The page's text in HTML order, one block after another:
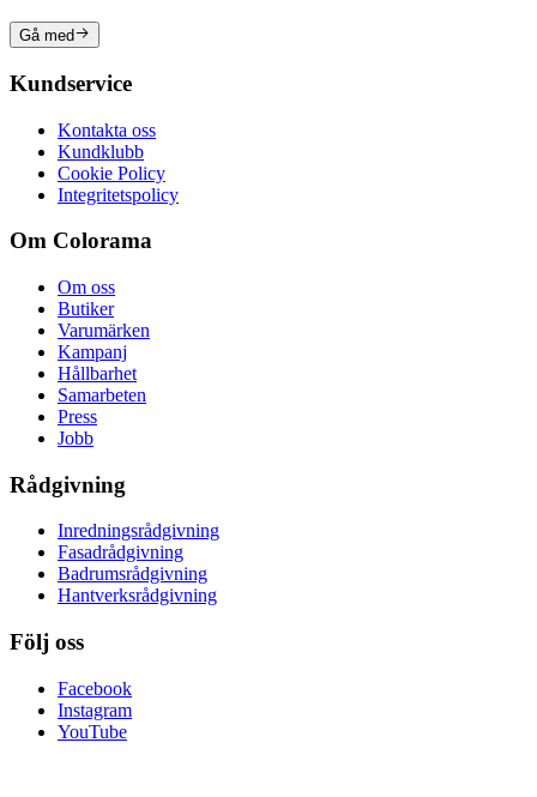
Gå med
Kundservice
Kontakta oss
Kundklubb
Cookie Policy
Integritetspolicy
Om Colorama
Om oss
Butiker
Varumärken
Kampanj
Hållbarhet
Samarbeten
Press
Jobb
Rådgivning
Inredningsrådgivning
Fasadrådgivning
Badrumsrådgivning
Hantverksrådgivning
Följ oss
Facebook
Instagram
YouTube